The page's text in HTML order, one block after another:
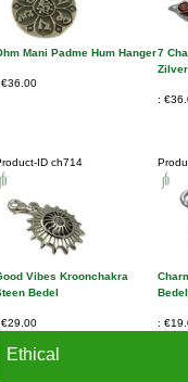
Mani Padme Hum Hanger
€36.00
7
Zilver
ID ch714
Vibes Kroonchakra
Bedel
€29.00
Ethical